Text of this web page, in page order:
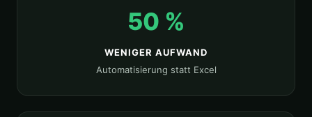
50 %
WENIGER AUFWAND
Automatisierung statt Excel